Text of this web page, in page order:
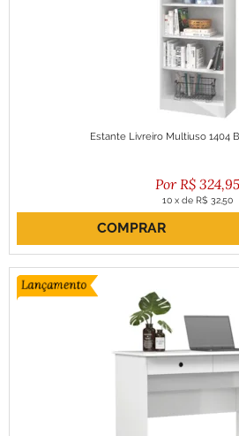
Estante Livreiro Multiuso 1404
R$ 324,95
10 x de R$ 32,50
ou R$ 292,46 no
COMPRAR